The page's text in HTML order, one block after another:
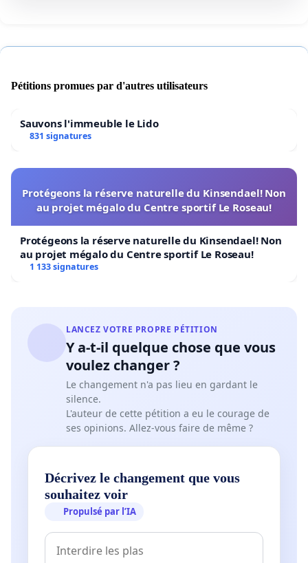
Pétitions promues par d'autres utilisateurs
Sauvons l'immeuble le Lido
831 signatures
Protégeons la réserve naturelle du Kinsendael! Non
au projet mégalo du Centre sportif Le Roseau!
Protégeons la réserve naturelle du Kinsendael! Non
au projet mégalo du Centre sportif Le Roseau!
1 133 signatures
LANCEZ VOTRE PROPRE PÉTITION
Y a-t-il quelque chose que vous
voulez changer ?
Le changement n'a pas lieu en gardant le
silence.
L'auteur de cette pétition a eu le courage de
ses opinions. Allez-vous faire de même ?
Décrivez le changement que vous
souhaitez voir
Propulsé par l’IA